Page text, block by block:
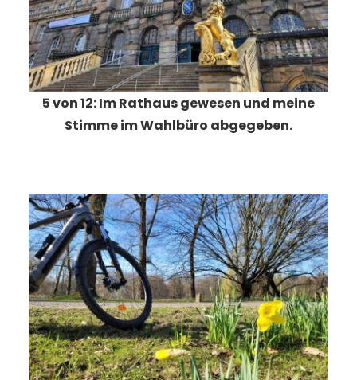
5 von 12: Im Rathaus gewesen und meine
Stimme im Wahlbüro abgegeben.